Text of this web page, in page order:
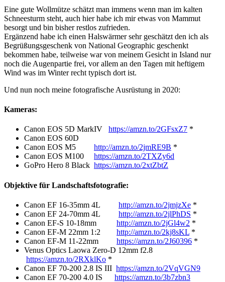
Eine gute Wollmütze schätzt man immens wenn man im kalten
Schneesturm steht, auch hier habe ich mir etwas von Mammut
besorgt und bin bisher restlos zufrieden.
Ergänzend habe ich einen Halswärmer sehr geschätzt den ich als
Begrüßungsgeschenk von National Geographic geschenkt
bekommen habe, teilweise war von meinem Gesicht in Island nur
noch die Augenpartie frei, vor allem an den Tagen mit heftigem
Wind was im Winter recht typisch dort ist.
Und nun noch meine fotografische Ausrüstung in 2020:
Kameras:
Canon EOS 5D MarkIV https://amzn.to/2GFsxZ7 *
Canon EOS 60D
Canon EOS M5 http://amzn.to/2jmRE9B *
Canon EOS M100 https://amzn.to/2TXZy6d
GoPro Hero 8 Black https://amzn.to/2xtZbtZ
Objektive für Landschaftsfotografie:
Canon EF 16-35mm 4L http://amzn.to/2jmjzXe *
Canon EF 24-70mm 4L http://amzn.to/2jlPhDS *
Canon EF-S 10-18mm http://amzn.to/2jGl4w2 *
Canon EF-M 22mm 1:2 http://amzn.to/2kj8sKL *
Canon EF-M 11-22mm https://amzn.to/2J60396 *
Venus Optics Laowa Zero-D 12mm f2.8
https://amzn.to/2RXklKo *
Canon EF 70-200 2.8 IS III https://amzn.to/2VqVGN9
Canon EF 70-200 4.0 IS https://amzn.to/3b7zbn3